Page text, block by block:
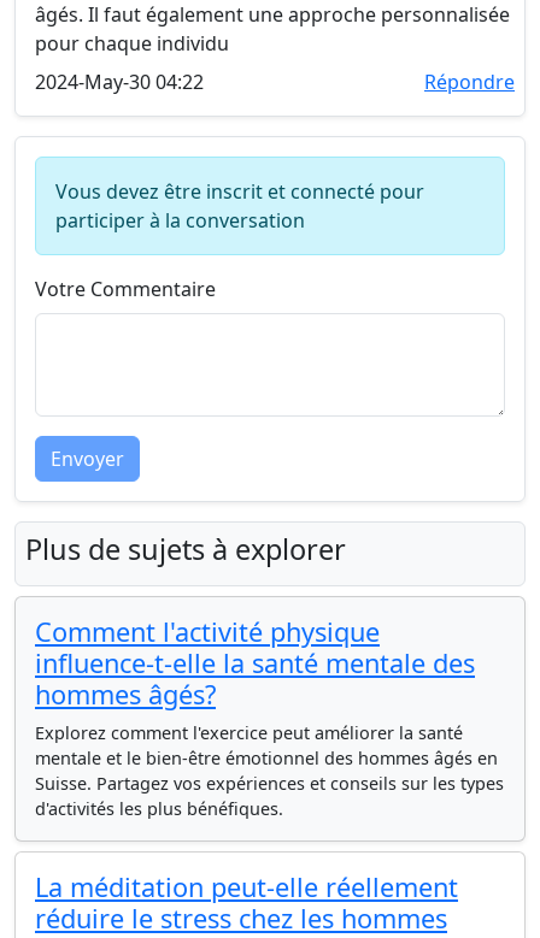
âgés. Il faut également une approche personnalisée
pour chaque individu
2024-May-30 04:22
Répondre
Vous devez être inscrit et connecté pour
participer à la conversation
Votre Commentaire
Envoyer
Plus de sujets à explorer
Comment l'activité physique
influence-t-elle la santé mentale des
hommes âgés?
Explorez comment l'exercice peut améliorer la santé
mentale et le bien-être émotionnel des hommes âgés en
Suisse. Partagez vos expériences et conseils sur les types
d'activités les plus bénéfiques.
La méditation peut-elle réellement
réduire le stress chez les hommes